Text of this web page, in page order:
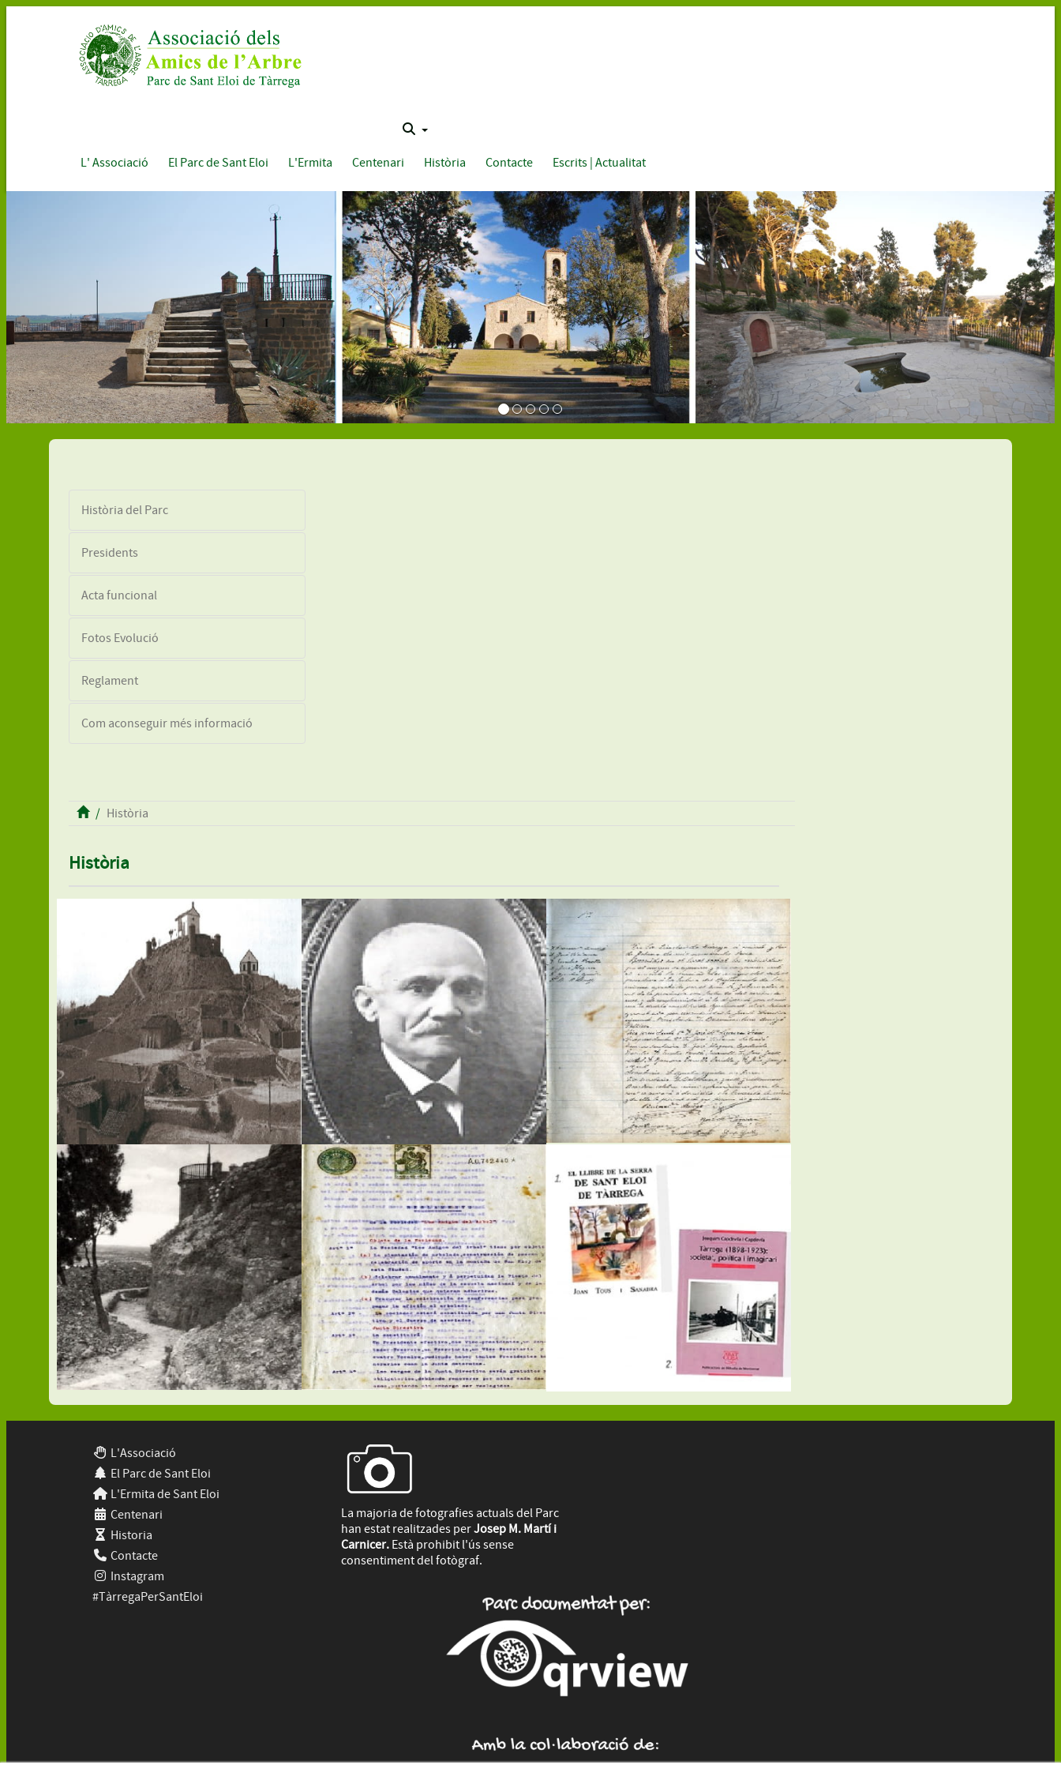
L' Associació El Parc de Sant Eloi L'Ermita Centenari Història Contacte Escrits | Actualitat
Història del Parc
Presidents
Acta funcional
Fotos Evolució
Reglament
Com aconseguir més informació
Història
Història
L'Associació
El Parc de Sant Eloi
L'Ermita de Sant Eloi
Centenari
Historia
Contacte
Instagram
#TàrregaPerSantEloi
La majoria de fotografies actuals del Parc
han estat realitzades perJosep M. Martí i
Carnicer. Està prohibit l'ús sense
consentiment del fotògraf.